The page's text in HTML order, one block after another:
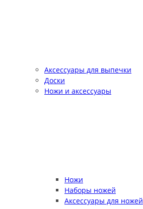
Аксессуары для выпечки
Доски
Ножи и аксессуары
Ножи
Наборы ножей
Аксессуары для ножей